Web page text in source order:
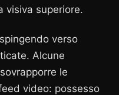
visiva superiore.
verso
Alcune
le
video: possesso